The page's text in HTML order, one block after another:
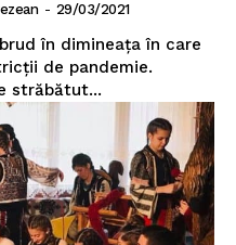
- 29/03/2021
în dimineața în care
de pandemie.
străbătut...